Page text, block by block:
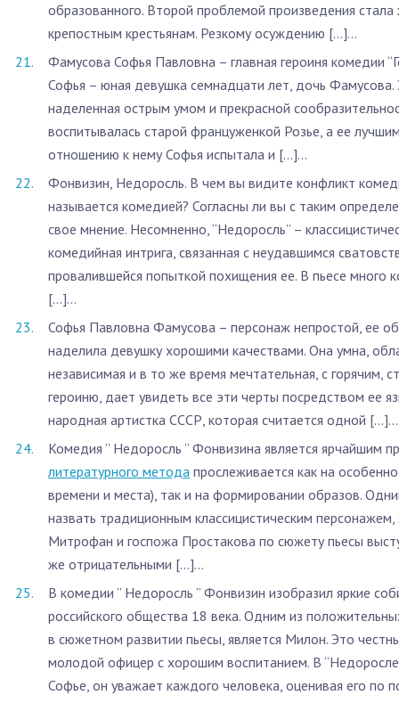
образованного. Второй проблемой произведения
крепостным крестьянам. Резкому осуждению […]...
Фамусова Софья Павловна – главная героиня комедии
Софья – юная девушка семнадцати лет, дочь Фамусова.
наделенная острым умом и прекрасной
воспитывалась старой француженкой Розье, а ее
отношению к нему Софья испытала и […]...
Фонвизин, Недоросль. В чем вы видите конфликт
называется комедией? Согласны ли вы с таким
свое мнение. Несомненно, “Недоросль” –
комедийная интрига, связанная с неудав­шимся
провалившейся попыткой похищения ее. В пьесе много
[…]...
Софья Павловна Фамусова – персонаж непростой, ее
наделила девушку хорошими качествами. Она умна,
независимая и в то же время мечтательная, с горячим,
героиню, дает увидеть все эти черты посредством ее
народная артистка СССР, которая считается одной […]...
Комедия ” Недоросль ” Фонвизина является ярчайшим
литературного метода прослеживается как на
времени и места), так и на формировании образов.
назвать традиционным классицистическим
Митрофан и госпожа Простакова по сюжету пьесы
же отрицательными […]...
В комедии ” Недоросль ” Фонвизин изобразил яркие
российского общества 18 века. Одним из
в сюжетном развитии пьесы, является Милон. Это
молодой офицер с хорошим воспитанием. В
Софье, он уважает каждого человека, оценивая его по